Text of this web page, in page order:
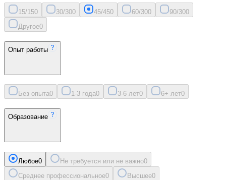
15/150 30/300 45/450 60/300 90/300
Другое0
Опыт работы
Без опыта0 1-3 года0 3-6 лет0 6+ лет0
Образование
Любое0 Не требуется или не важно0
Среднее профессиональное0 Высшее0